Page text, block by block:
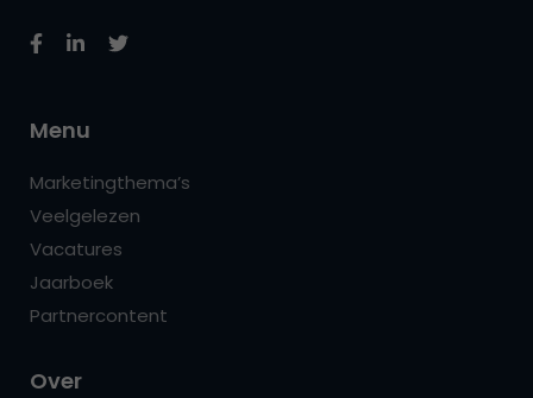
Menu
Marketingthema’s
Veelgelezen
Vacatures
Jaarboek
Partnercontent
Over